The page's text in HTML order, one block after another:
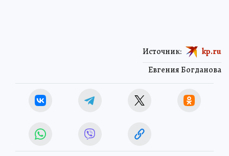
Евгения Богданова
Источник: kp.ru